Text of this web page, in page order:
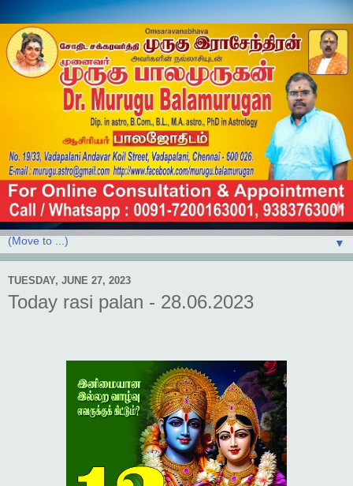
▼
TUESDAY, JUNE 27, 2023
Today rasi palan - 28.06.2023